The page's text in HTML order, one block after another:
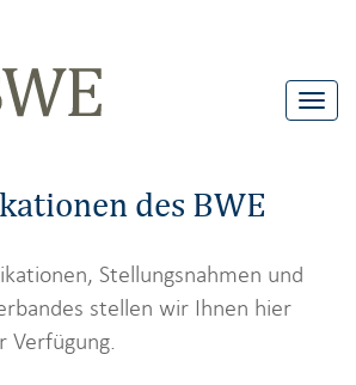
T
des BWE
Stellungsnahmen und
stellen wir Ihnen hier
Verfügung.